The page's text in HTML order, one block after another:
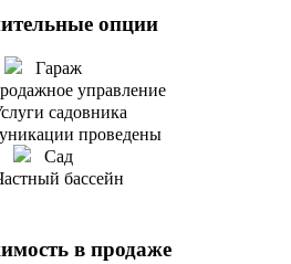
опции
Гараж
управление
садовника
проведены
Сад
бассейн
в продаже